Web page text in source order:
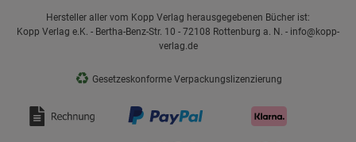
Hersteller aller vom Kopp Verlag herausgegebenen Bücher ist:
Kopp Verlag e.K. - Bertha-Benz-Str. 10 - 72108 Rottenburg a. N. - info@kopp-
verlag.de
♻ Gesetzeskonforme Verpackungslizenzierung